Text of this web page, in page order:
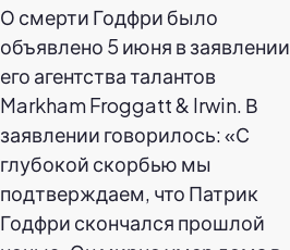
О смерти Годфри было
объявлено 5 июня в заявлении
его агентства талантов
Markham Froggatt & Irwin. В
заявлении говорилось: «С
глубокой скорбью мы
подтверждаем, что Патрик
Годфри скончался прошлой